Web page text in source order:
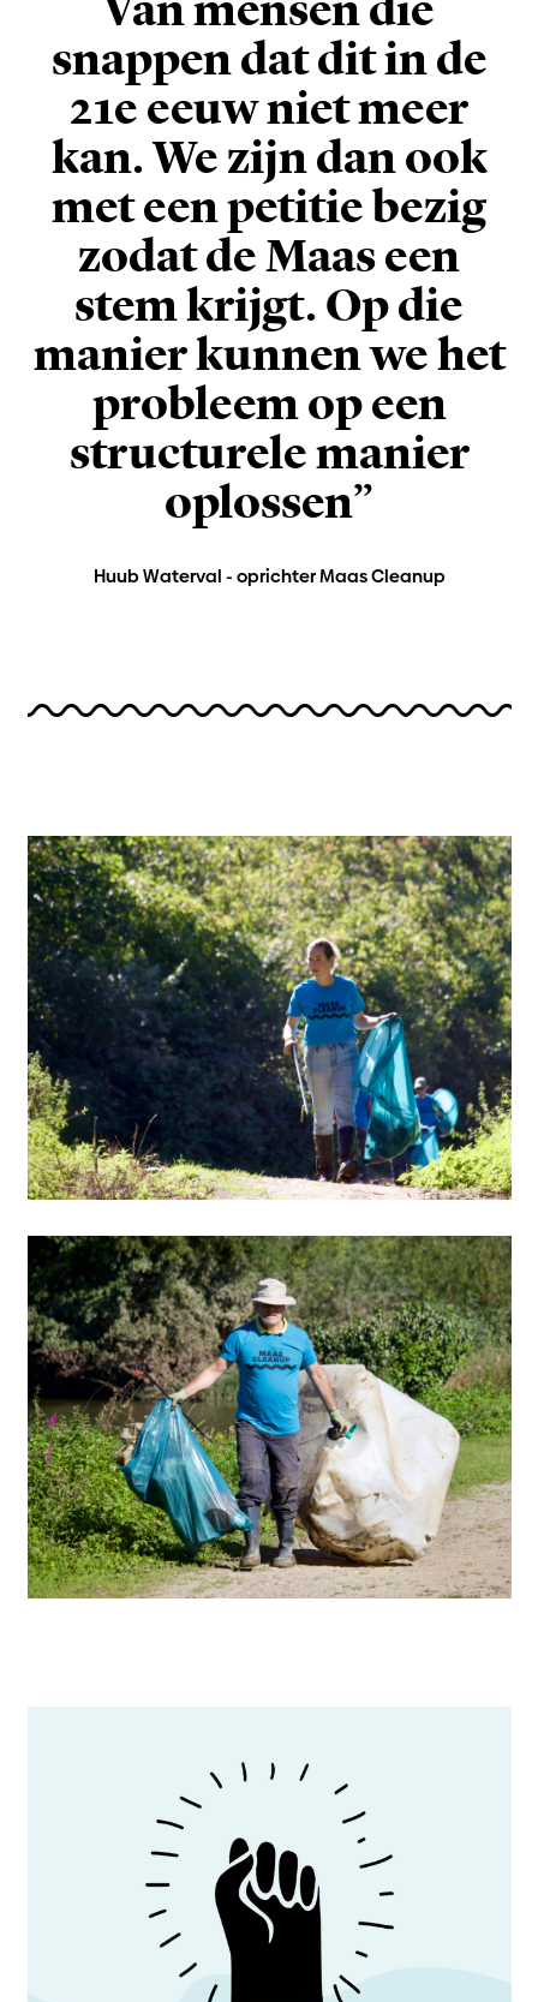
snappen dat dit in de
21e eeuw niet meer
kan. We zijn dan ook
met een petitie bezig
zodat de Maas een
stem krijgt. Op die
manier kunnen we het
probleem op een
structurele manier
oplossen”
Huub Waterval - oprichter Maas Cleanup